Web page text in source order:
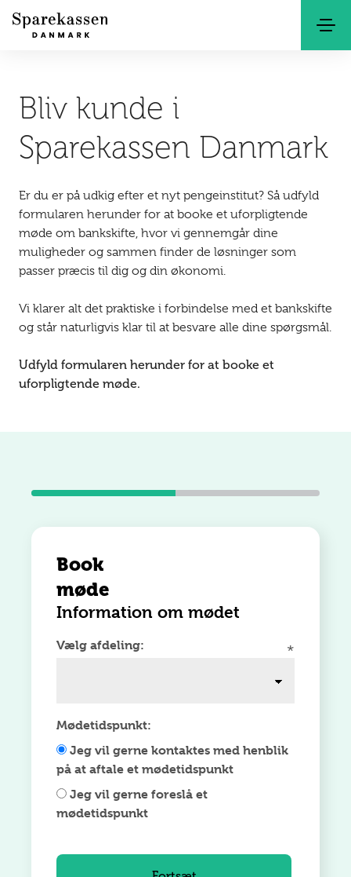
Bliv kunde i
Sparekassen Danmark
Er du er på udkig efter et nyt pengeinstitut? Så udfyld
formularen herunder for at booke et uforpligtende
møde om bankskifte, hvor vi gennemgår dine
muligheder og sammen finder de løsninger som
passer præcis til dig og din økonomi.
Vi klarer alt det praktiske i forbindelse med et bankskifte
og står naturligvis klar til at besvare alle dine spørgsmål.
Udfyld formularen herunder for at booke et
uforpligtende møde.
Book
møde
Information om mødet
Vælg afdeling:
Mødetidspunkt:
Jeg vil gerne kontaktes med henblik
på at aftale et mødetidspunkt
Jeg vil gerne foreslå et
mødetidspunkt